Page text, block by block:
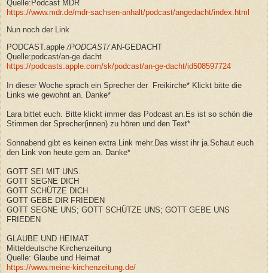
Quelle:Podcast MDR
https://www.mdr.de/mdr-sachsen-anhalt/podcast/angedacht/index.html
Nun noch der Link
PODCAST.apple /PODCAST/AN-GEDACHT
Quelle:podcast/an-ge.dacht
https://podcasts.apple.com/sk/podcast/an-ge-dacht/id508597724
In dieser Woche sprach ein Sprecher der Freikirche* Klickt bitte die
Links wie gewohnt an. Danke*
Lara bittet euch. Bitte klickt immer das Podcast an.Es ist so schön die
Stimmen der Sprecher(innen) zu hören und den Text*
Sonnabend gibt es keinen extra Link mehr.Das wisst ihr ja.Schaut euch
den Link von heute gern an. Danke*
GOTT SEI MIT UNS.
GOTT SEGNE DICH
GOTT SCHÜTZE DICH
GOTT GEBE DIR FRIEDEN
GOTT SEGNE UNS; GOTT SCHÜTZE UNS; GOTT GEBE UNS
FRIEDEN
GLAUBE UND HEIMAT
Mitteldeutsche Kirchenzeitung
Quelle: Glaube und Heimat
https://www.meine-kirchenzeitung.de/